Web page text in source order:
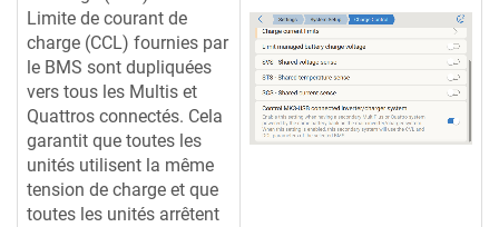
Limite de courant de
charge (CCL) fournies par
le BMS sont dupliquées
vers tous les Multis et
Quattros connectés. Cela
garantit que toutes les
unités utilisent la même
tension de charge et que
toutes les unités arrêtent